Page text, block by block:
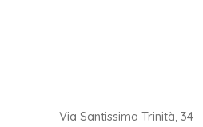
Via Santissima Trinità, 34